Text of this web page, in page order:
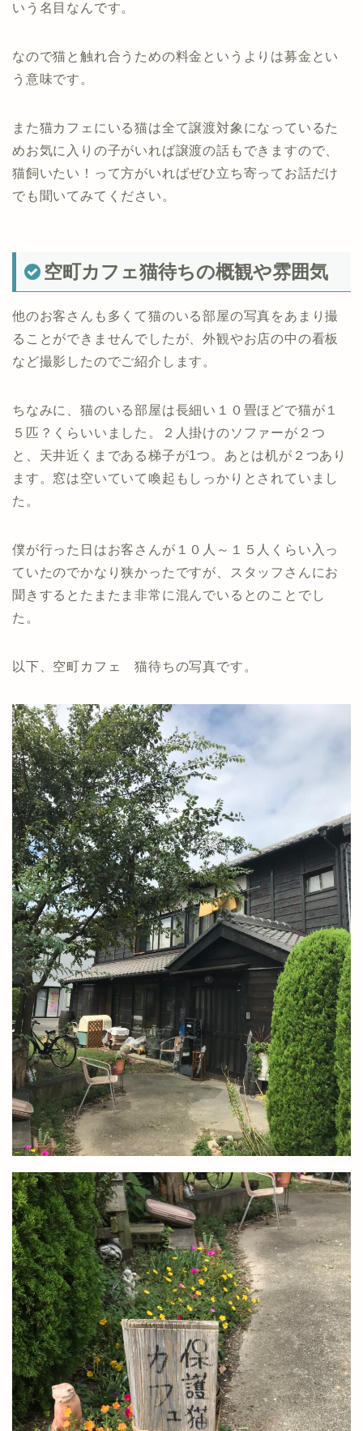
いう名目なんです。
なので猫と触れ合うための料金というよりは募金とい
う意味です。
また猫カフェにいる猫は全て譲渡対象になっているた
めお気に入りの子がいれば譲渡の話もできますので、
猫飼いたい！って方がいればぜひ立ち寄ってお話だけ
でも聞いてみてください。
空町カフェ猫待ちの概観や雰囲気
他のお客さんも多くて猫のいる部屋の写真をあまり撮
ることができませんでしたが、外観やお店の中の看板
など撮影したのでご紹介します。
ちなみに、猫のいる部屋は長細い１０畳ほどで猫が１
５匹？くらいいました。２人掛けのソファーが２つ
と、天井近くまである梯子が1つ。あとは机が２つあり
ます。窓は空いていて喚起もしっかりとされていまし
た。
僕が行った日はお客さんが１０人～１５人くらい入っ
ていたのでかなり狭かったですが、スタッフさんにお
聞きするとたまたま非常に混んでいるとのことでし
た。
以下、空町カフェ 猫待ちの写真です。